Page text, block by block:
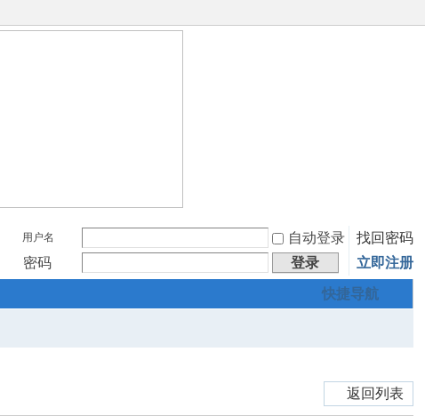
用户名 自动登录
找回密码
密码
登录 立即注册
快捷导航
返回列表